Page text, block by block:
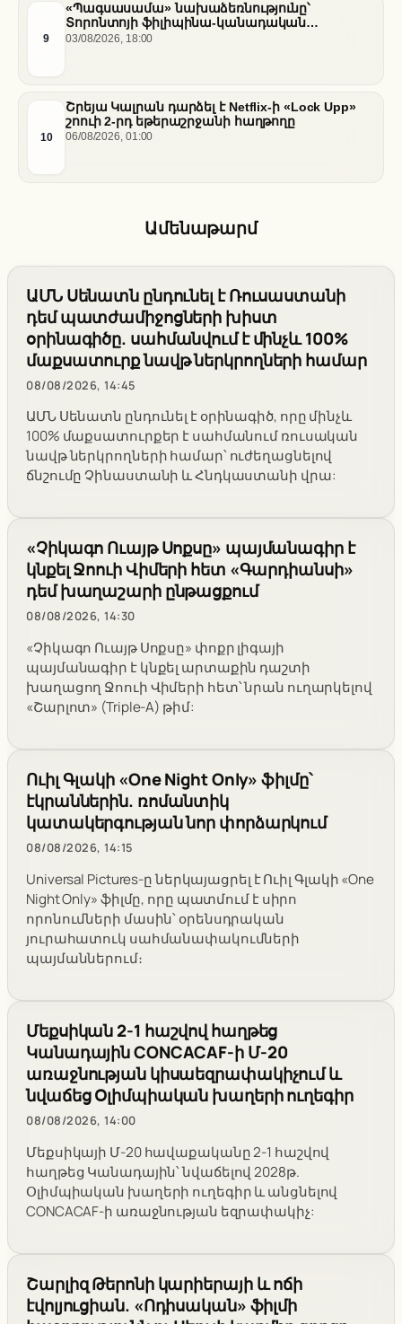
9
«Պագսասամա» նախաձեռնությունը՝
Տորոնտոյի ֆիլիպինա-կանադական
արվեստագետների համար
03/08/2026, 18:00
10
Շրեյա Կալրան դարձել է Netflix-ի «Lock Upp»
շոուի 2-րդ եթերաշրջանի հաղթողը
06/08/2026, 01:00
Ամենաթարմ
ԱՄՆ Սենատն ընդունել է Ռուսաստանի
դեմ պատժամիջոցների խիստ
օրինագիծը. սահմանվում է մինչև 100%
մաքսատուրք նավթ ներկրողների համար
08/08/2026, 14:45
ԱՄՆ Սենատն ընդունել է օրինագիծ, որը մինչև
100% մաքսատուրքեր է սահմանում ռուսական
նավթ ներկրողների համար՝ ուժեղացնելով
ճնշումը Չինաստանի և Հնդկաստանի վրա:
«Չիկագո Ուայթ Սոքսը» պայմանագիր է
կնքել Ջոուի Վիմերի հետ «Գարդիանսի»
դեմ խաղաշարի ընթացքում
08/08/2026, 14:30
«Չիկագո Ուայթ Սոքսը» փոքր լիգայի
պայմանագիր է կնքել արտաքին դաշտի
խաղացող Ջոուի Վիմերի հետ՝ նրան ուղարկելով
«Շարլոտ» (Triple-A) թիմ:
Ուիլ Գլակի «One Night Only» ֆիլմը՝
էկրաններին. ռոմանտիկ
կատակերգության նոր փորձարկում
08/08/2026, 14:15
Universal Pictures-ը ներկայացրել է Ուիլ Գլակի «One
Night Only» ֆիլմը, որը պատմում է սիրո
որոնումների մասին՝ օրենսդրական
յուրահատուկ սահմանափակումների
պայմաններում։
Մեքսիկան 2-1 հաշվով հաղթեց
Կանադային CONCACAF-ի Մ-20
առաջնության կիսաեզրափակիչում և
նվաճեց Օլիմպիական խաղերի ուղեգիր
08/08/2026, 14:00
Մեքսիկայի Մ-20 հավաքականը 2-1 հաշվով
հաղթեց Կանադային՝ նվաճելով 2028թ.
Օլիմպիական խաղերի ուղեգիր և անցնելով
CONCACAF-ի առաջնության եզրափակիչ:
Շարլիզ Թերոնի կարիերայի և ոճի
էվոլյուցիան. «Ոդիսական» ֆիլմի